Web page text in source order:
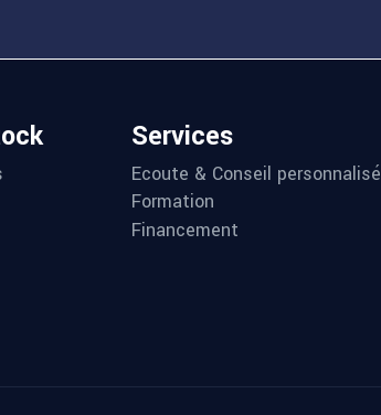
Services
Ecoute & Conseil personnalisé
Formation
Financement